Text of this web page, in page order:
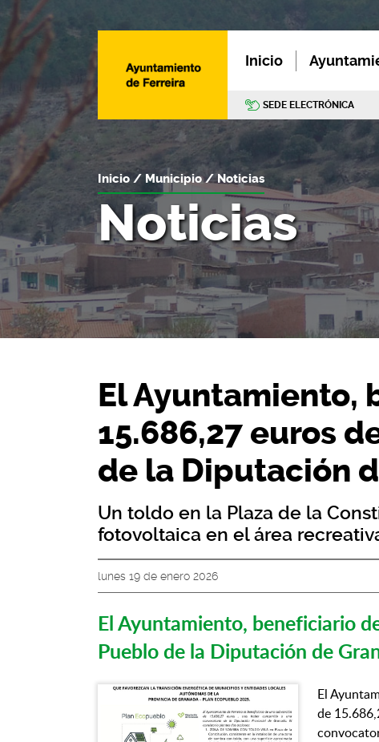
Inicio
SEDE ELECTRÓNICA
Noticias
Inicio Municipio Noticias
El Ayuntamiento,
15.686,27 euros
de la Diputación
Un toldo en la Plaza de la
fotovoltaica en el área
lunes 19 de enero 2026
El Ayuntamiento, beneficiario
Pueblo de la Diputación de
El
de